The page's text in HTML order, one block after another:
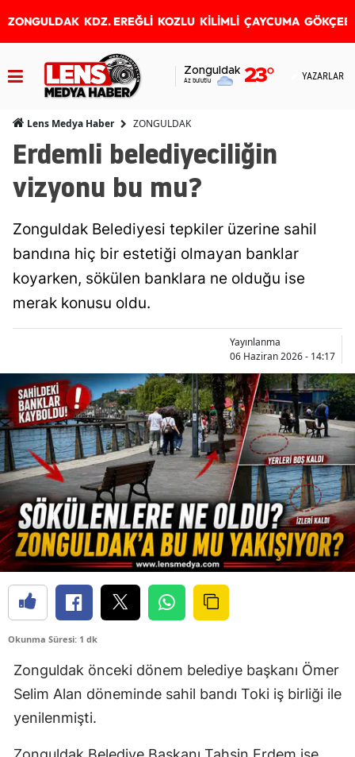
ZONGULDAK KDZ. EREĞLİ KOZLU KİLİMLİ ÇAYCUMA
Zonguldak
Az bulutlu 23° YAZARLAR
Lens Medya Haber ZONGULDAK
Erdemli belediyeciliğin
vizyonu bu mu?
Zonguldak Belediyesi tepkiler üzerine sahil
bandına hiç bir estetiği olmayan banklar
koyarken, sökülen banklara ne olduğu ise
merak konusu oldu.
Yayınlanma
06 Haziran 2026 - 14:17
Okunma Süresi: 1 dk
Zonguldak önceki dönem belediye başkanı Ömer
Selim Alan döneminde sahil bandı Toki iş birliği ile
yenilenmişti.